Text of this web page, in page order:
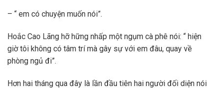
– “ em có chuyện muốn nói”.
Hoắc Cao Lãng hỡ hững nhấp một ngụm cà phê nói: “ hiện
giờ tôi không có tâm trí mà gây sự với em đâu, quay về
phòng ngủ đi”.
Hơn hai tháng qua đây là lần đầu tiên hai người đối diện nói